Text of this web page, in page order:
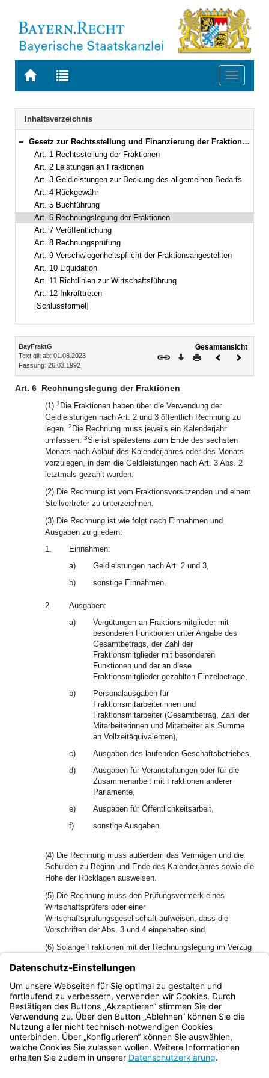
Zur
BAYERN.RECHT
Zur
letzten
Suche
Toggle
Navigation
Inhaltsverzeichnis
Bereich reduzieren
Gesetz zur Rechtsstellung und Finanzierung der Fraktionen im Bayerischen Landtag (Bayerisches Fraktionsgesetz – BayFraktG) Vom 26. März 1992 (GVBl. S. 39) BayRS 1100-2-F (Art. 1–12)
Art. 1 Rechtsstellung der Fraktionen
Art. 2 Leistungen an Fraktionen
Art. 3 Geldleistungen zur Deckung des allgemeinen Bedarfs
Art. 4 Rückgewähr
Art. 5 Buchführung
Art. 6 Rechnungslegung der Fraktionen
Art. 7 Veröffentlichung
Art. 8 Rechnungsprüfung
Art. 9 Verschwiegenheitspflicht der Fraktionsangestellten
Art. 10 Liquidation
Art. 11 Richtlinien zur Wirtschaftsführung
Art. 12 Inkrafttreten
[Schlussformel]
Inhalt
BayFraktG
Text gilt ab: 01.08.2023
Fassung: 26.03.1992
Gesamtansicht
Download
DruckenVorheriges
Art. 6 Rechnungslegung der Fraktionen
(1) 1 Die Fraktionen haben über die Verwendung der
Geldleistungen nach Art. 2 und 3 öffentlich Rechnung zu
legen. 2 Die Rechnung muss jeweils ein Kalenderjahr
umfassen. 3Sie ist spätestens zum Ende des sechsten
Monats nach Ablauf des Kalenderjahres oder des Monats
vorzulegen, in dem die Geldleistungen nach Art. 3 Abs. 2
letztmals gezahlt wurden.
(2) Die Rechnung ist vom Fraktionsvorsitzenden und einem
Stellvertreter zu unterzeichnen.
(3) Die Rechnung ist wie folgt nach Einnahmen und
Ausgaben zu gliedern:
1.
Einnahmen:
a)
Geldleistungen nach Art. 2 und 3,
b)
sonstige Einnahmen.
2.
Ausgaben:
a)
Vergütungen an Fraktionsmitglieder mit
besonderen Funktionen unter Angabe des
Gesamtbetrags, der Zahl der
Fraktionsmitglieder mit besonderen
Funktionen und der an diese
Fraktionsmitglieder gezahlten Einzelbeträge,
b)
Personalausgaben für
Fraktionsmitarbeiterinnen und
Fraktionsmitarbeiter (Gesamtbetrag, Zahl der
Mitarbeiterinnen und Mitarbeiter als Summe
an Vollzeitäquivalenten),
c)
Ausgaben des laufenden Geschäftsbetriebes,
d)
Ausgaben für Veranstaltungen oder für die
Zusammenarbeit mit Fraktionen anderer
Parlamente,
e)
Ausgaben für Öffentlichkeitsarbeit,
f)
sonstige Ausgaben.
(4) Die Rechnung muss außerdem das Vermögen und die
Schulden zu Beginn und Ende des Kalenderjahres sowie die
Höhe der Rücklagen ausweisen.
(5) Die Rechnung muss den Prüfungsvermerk eines
Wirtschaftsprüfers oder einer
Wirtschaftsprüfungsgesellschaft aufweisen, dass die
Vorschriften der Abs. 3 und 4 eingehalten sind.
(6) Solange Fraktionen mit der Rechnungslegung im Verzug
zurückzubehalten.
(7) Das Inventarverzeichnis ist von den Fraktionen zum
Ende jeder Legislaturperiode vorzulegen.
Bayern.de
BayernPortal